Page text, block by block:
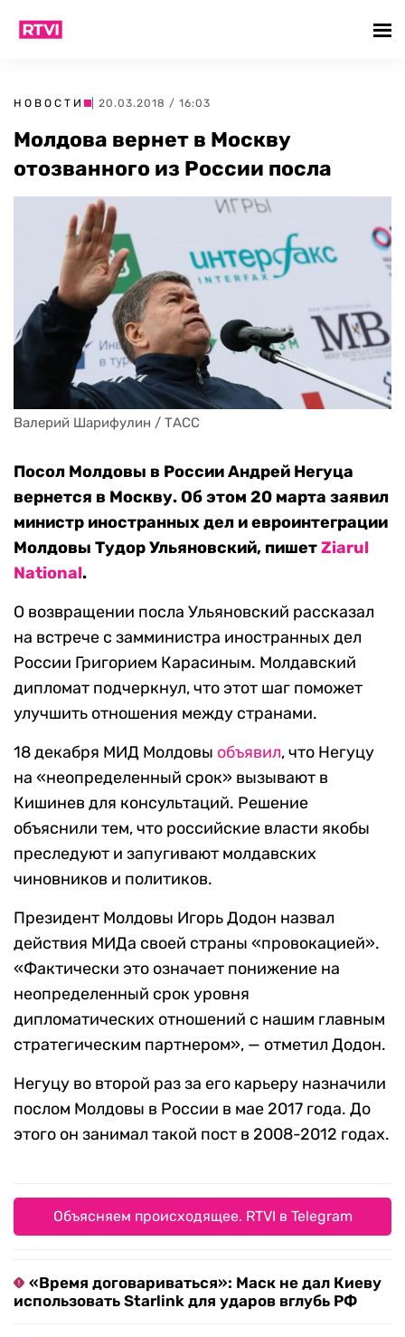
НОВОСТИ | 20.03.2018 / 16:03
Молдова вернет в Москву
отозванного из России посла
Валерий Шарифулин / ТАСС
Посол Молдовы в России Андрей Негуца
вернется в Москву. Об этом 20 марта заявил
министр иностранных дел и евроинтеграции
Молдовы Тудор Ульяновский, пишетZiarul
National.
О возвращении посла Ульяновский рассказал
на встрече с замминистра иностранных дел
России Григорием Карасиным. Молдавский
дипломат подчеркнул, что этот шаг поможет
улучшить отношения между странами.
18 декабря МИД Молдовы объявил, что Негуцу
на «неопределенный срок» вызывают в
Кишинев для консультаций. Решение
объяснили тем, что российские власти якобы
преследуют и запугивают молдавских
чиновников и политиков.
Президент Молдовы Игорь Додон назвал
действия МИДа своей страны «провокацией».
«Фактически это означает понижение на
неопределенный срок уровня
дипломатических отношений с нашим главным
стратегическим партнером», — отметил Додон.
Негуцу во второй раз за его карьеру назначили
послом Молдовы в России в мае 2017 года. До
этого он занимал такой пост в 2008-2012 годах.
Объясняем происходящее. RTVI в Telegram
«Время договариваться»: Маск не дал Киеву
использовать Starlink для ударов вглубь РФ